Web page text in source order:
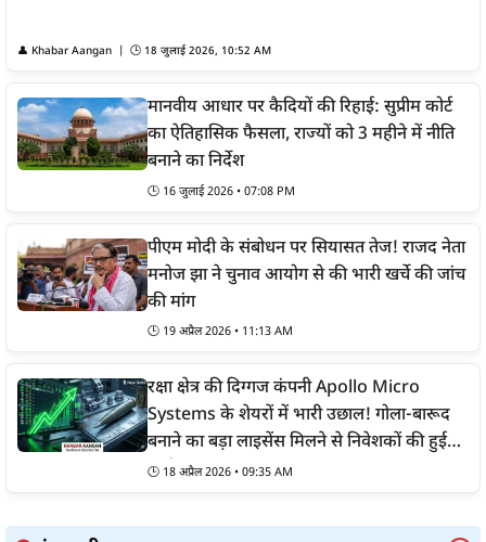
👤 Khabar Aangan | 🕒 18 जुलाई 2026, 10:52 AM
मानवीय आधार पर कैदियों की रिहाई: सुप्रीम कोर्ट
का ऐतिहासिक फैसला, राज्यों को 3 महीने में नीति
बनाने का निर्देश
🕒 16 जुलाई 2026 • 07:08 PM
पीएम मोदी के संबोधन पर सियासत तेज! राजद नेता
मनोज झा ने चुनाव आयोग से की भारी खर्चे की जांच
की मांग
🕒 19 अप्रैल 2026 • 11:13 AM
रक्षा क्षेत्र की दिग्गज कंपनी Apollo Micro
Systems के शेयरों में भारी उछाल! गोला-बारूद
बनाने का बड़ा लाइसेंस मिलने से निवेशकों की हुई
चांदी
🕒 18 अप्रैल 2026 • 09:35 AM